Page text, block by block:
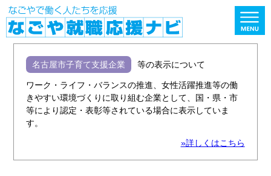
名古屋市子育て支援企業 等の表示について
ワーク・ライフ・バランスの推進、女性活躍推進等の働
きやすい環境づくりに取り組む企業として、国・県・市
等により認定・表彰等されている場合に表示していま
す。
»詳しくはこちら